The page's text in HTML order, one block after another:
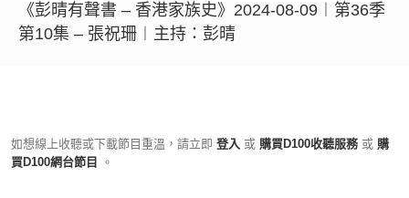
《彭晴有聲書 – 香港家族史》2024-08-09︱第36季
第10集 – 張祝珊︱主持：彭晴
如想線上收聽或下載節目重溫，請立即 登入 或 購買D100收聽服務 或 購
買D100網台節目
。